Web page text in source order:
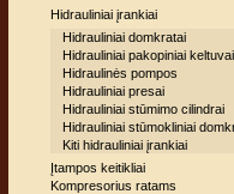
Hidrauliniai įrankiai
Hidrauliniai domkratai
Hidrauliniai pakopiniai keltuvai
Hidraulinės pompos
Hidrauliniai presai
Hidrauliniai stūmimo cilindrai
Hidrauliniai stūmokliniai
Kiti hidrauliniai įrankiai
Įtampos keitikliai
Kompresorius ratams